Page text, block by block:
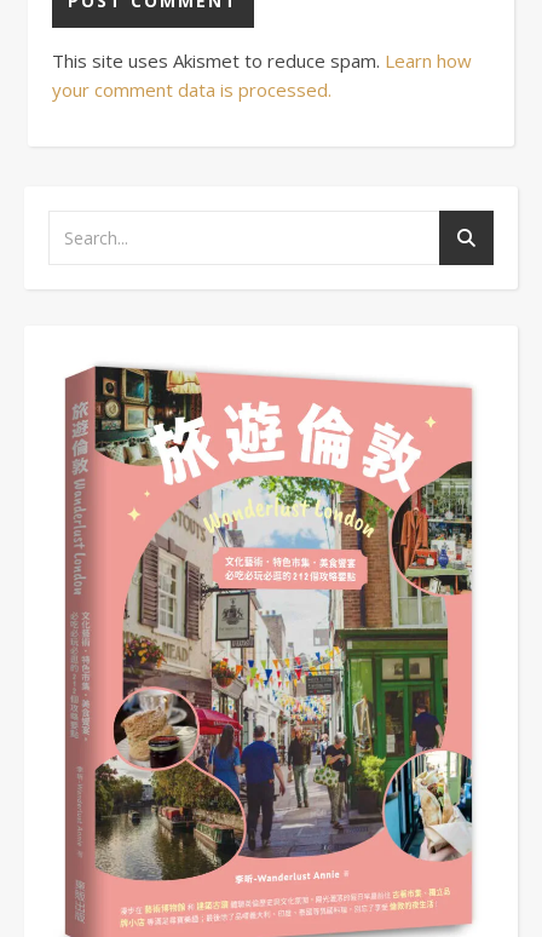
This site uses Akismet to reduce spam. Learn how
your comment data is processed.